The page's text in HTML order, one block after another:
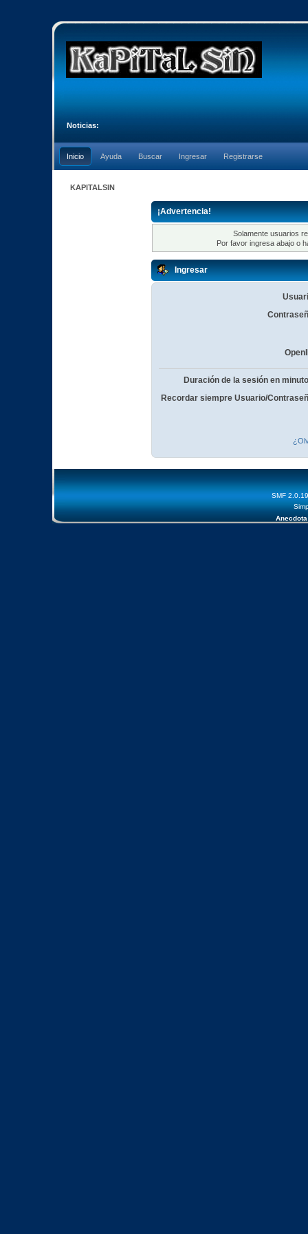
Noticias:
Inicio Ayuda Buscar Ingresar Registrarse
KAPITALSIN
¡Advertencia!
Solamente usuarios
Por favor ingresa abajo o
Ingresar
Duración de la sesión en
Recordar siempre Usuario/
SMF 2.0.19
Anecdota